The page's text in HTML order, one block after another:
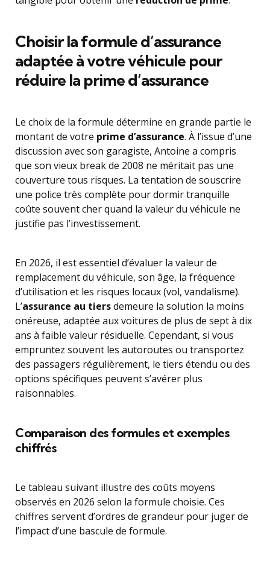
Choisir la formule d’assurance
adaptée à votre véhicule pour
réduire la prime d’assurance
Le choix de la formule détermine en grande partie le
montant de votre prime d’assurance. À l’issue d’une
discussion avec son garagiste, Antoine a compris
que son vieux break de 2008 ne méritait pas une
couverture tous risques. La tentation de souscrire
une police très complète pour dormir tranquille
coûte souvent cher quand la valeur du véhicule ne
justifie pas l’investissement.
En 2026, il est essentiel d’évaluer la valeur de
remplacement du véhicule, son âge, la fréquence
d’utilisation et les risques locaux (vol, vandalisme).
L’assurance au tiersdemeure la solution la moins
onéreuse, adaptée aux voitures de plus de sept à dix
ans à faible valeur résiduelle. Cependant, si vous
empruntez souvent les autoroutes ou transportez
des passagers régulièrement, le tiers étendu ou des
options spécifiques peuvent s’avérer plus
raisonnables.
Comparaison des formules et exemples
chiffrés
Le tableau suivant illustre des coûts moyens
observés en 2026 selon la formule choisie. Ces
chiffres servent d’ordres de grandeur pour juger de
l’impact d’une bascule de formule.